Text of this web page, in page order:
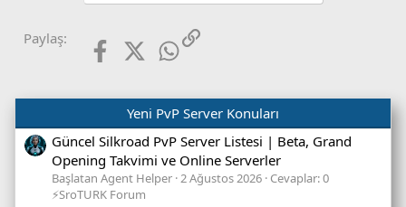
Paylaş: FacebookX (Twitter)WhatsApp
Link
Yeni PvP Server Konuları
Güncel Silkroad PvP Server Listesi | Beta, Grand
Opening Takvimi ve Online Serverler
Başlatan Agent Helper 2 Ağustos 2026 Cevaplar: 0
⚡SroTURK Forum